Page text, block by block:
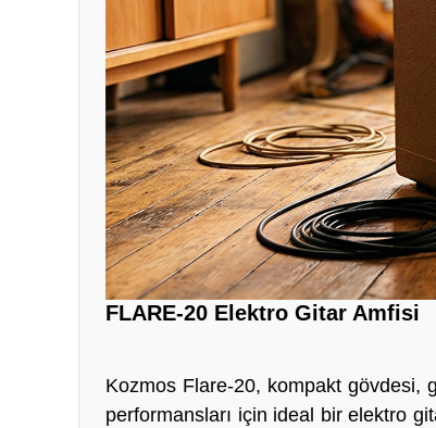
FLARE-20 Elektro Gitar Amfisi
Kozmos Flare-20, kompakt gövdesi,
performansları için ideal bir elektro